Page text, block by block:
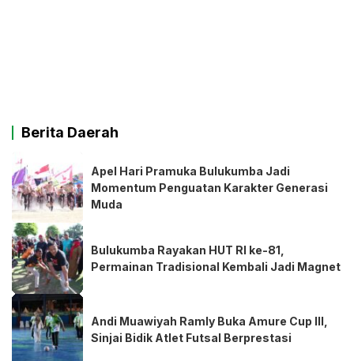
Berita Daerah
Apel Hari Pramuka Bulukumba Jadi
Momentum Penguatan Karakter Generasi
Muda
Bulukumba Rayakan HUT RI ke-81,
Permainan Tradisional Kembali Jadi Magnet
Andi Muawiyah Ramly Buka Amure Cup III,
Sinjai Bidik Atlet Futsal Berprestasi